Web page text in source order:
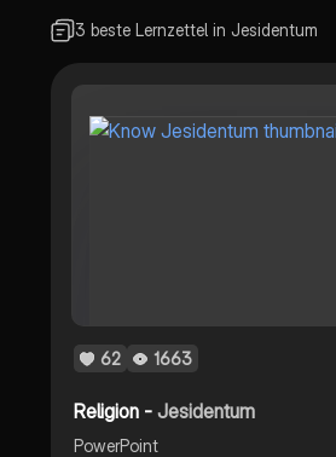
3 beste Lernzettel in Jesidentum
62 1663
Religion -Jesidentum
PowerPoint